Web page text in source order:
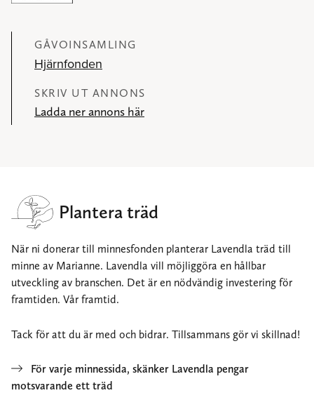
GÅVOINSAMLING
Hjärnfonden
SKRIV UT ANNONS
Ladda ner annons här
Plantera träd
När ni donerar till minnesfonden planterar Lavendla träd till
minne av Marianne. Lavendla vill möjliggöra en hållbar
utveckling av branschen. Det är en nödvändig investering för
framtiden. Vår framtid.
Tack för att du är med och bidrar. Tillsammans gör vi skillnad!
För varje minnessida, skänker Lavendla pengar
motsvarande ett träd